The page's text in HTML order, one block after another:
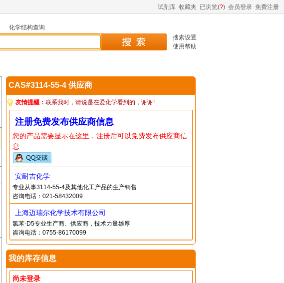
试剂库 收藏夹 已浏览(?) 会员登录 免费注册
化学结构查询
搜索设置
使用帮助
CAS#3114-55-4 供应商
友情提醒： 联系我时，请说是在爱化学看到的，谢谢!
注册免费发布供应商信息
您的产品需要显示在这里，注册后可以免费发布供应商信
息
安耐吉化学
专业从事3114-55-4及其他化工产品的生产销售
咨询电话：021-58432009
上海迈瑞尔化学技术有限公司
氯苯-D5专业生产商、供应商，技术力量雄厚
咨询电话：0755-86170099
我的库存信息
尚未登录